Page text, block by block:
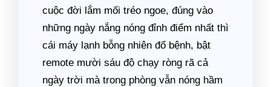
cuộc đời lắm mối tréo ngoe, đúng vào
những ngày nắng nóng đỉnh điểm nhất thì
cái máy lạnh bỗng nhiên đổ bệnh, bật
remote mười sáu độ chạy ròng rã cả
ngày trời mà trong phòng vẫn nóng hầm